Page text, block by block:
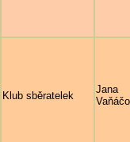
Klub sběratelek
Jana